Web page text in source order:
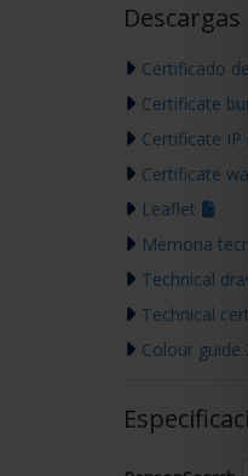
Descargas
Certificado
Certificate
Certificate
Certificate
Leaflet
Memoria
Technical
Technical
Colour guide